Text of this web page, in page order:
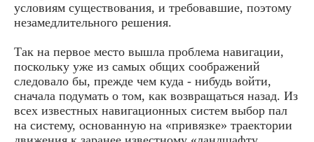
условиям существования, и требовавшие, поэтому
незамедлительного решения.
Так на первое место вышла проблема навигации,
поскольку уже из самых общих соображений
следовало бы, прежде чем куда - нибудь войти,
сначала подумать о том, как возвращаться назад. Из
всех известных навигационных систем выбор пал
на систему, основанную на «привязке» траектории